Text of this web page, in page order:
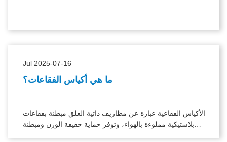
Jul 2025-07-16
ما هي أكياس الفقاعات؟
الأكياس الفقاعية عبارة عن مظاريف ذاتية الغلق مبطنة بفقاعات
بلاستيكية مملوءة بالهواء، وتوفر حماية خفيفة الوزن ومبطنة